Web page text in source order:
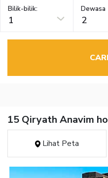
Bilik-bilik:
1
Dewasa
2
15 Qiryath Anavim
Lihat Peta